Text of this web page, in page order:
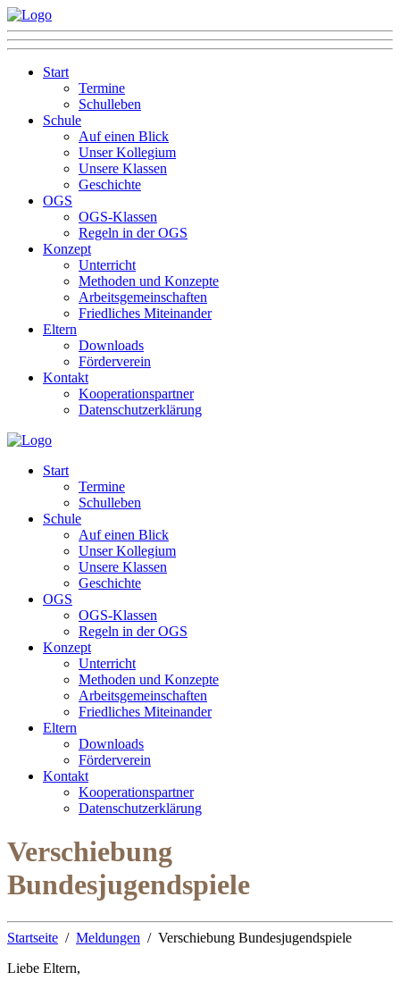
Start
Termine
Schulleben
Schule
Auf einen Blick
Unser Kollegium
Unsere Klassen
Geschichte
OGS
OGS-Klassen
Regeln in der OGS
Konzept
Unterricht
Methoden und Konzepte
Arbeitsgemeinschaften
Friedliches Miteinander
Eltern
Downloads
Förderverein
Kontakt
Kooperationspartner
Datenschutzerklärung
Start
Termine
Schulleben
Schule
Auf einen Blick
Unser Kollegium
Unsere Klassen
Geschichte
OGS
OGS-Klassen
Regeln in der OGS
Konzept
Unterricht
Methoden und Konzepte
Arbeitsgemeinschaften
Friedliches Miteinander
Eltern
Downloads
Förderverein
Kontakt
Kooperationspartner
Datenschutzerklärung
Verschiebung
Bundesjugendspiele
Startseite Meldungen
Verschiebung Bundesjugendspiele
Liebe Eltern,